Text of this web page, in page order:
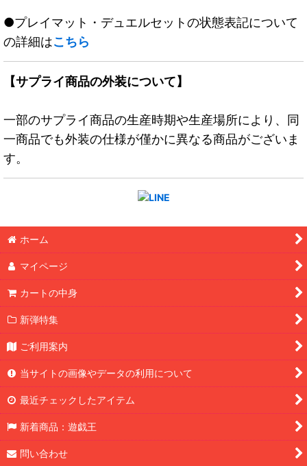
●プレイマット・デュエルセットの状態表記について
の詳細はこちら
【サプライ商品の外装について】
一部のサプライ商品の生産時期や生産場所により、同
一商品でも外装の仕様が僅かに異なる商品がございま
す。
ホーム
マイページ
カートの中身
新弾特集
ご利用案内
当サイトの画像やデータの利用について
最近チェックしたアイテム
新着商品：遊戯王
問い合わせ